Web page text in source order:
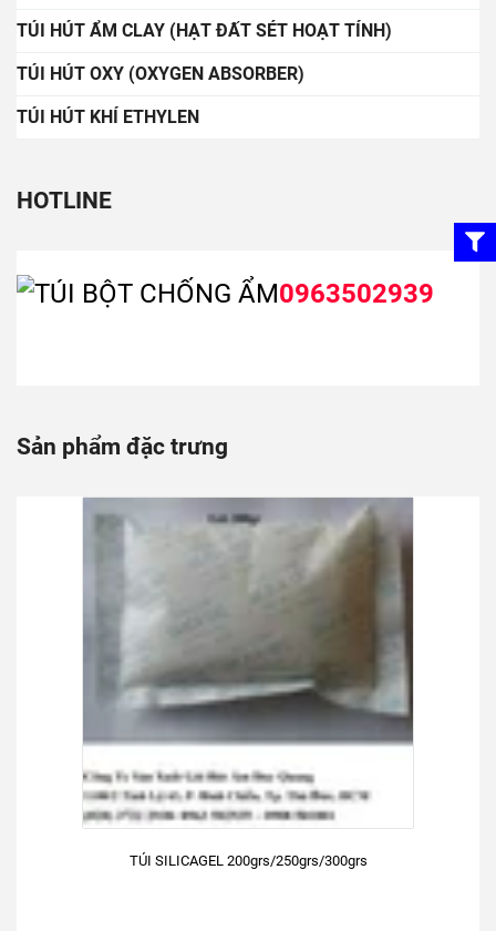
TÚI HÚT ẨM CLAY (HẠT ĐẤT SÉT HOẠT TÍNH)
TÚI HÚT OXY (OXYGEN ABSORBER)
TÚI HÚT KHÍ ETHYLEN
HOTLINE
0963502939
Sản phẩm đặc trưng
TÚI SILICAGEL 200grs/250grs/300grs